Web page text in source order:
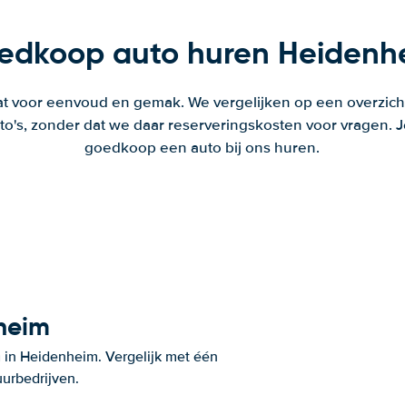
auto huren
voor eenvoud en gemak. We vergelijken op een
zonder dat we daar reserveringskosten voor vragen.
goedkoop een auto bij ons huren.
Heidenheim. Vergelijk met één